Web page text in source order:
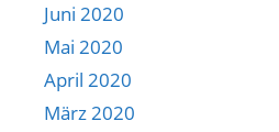
Juni 2020
Mai 2020
April 2020
März 2020